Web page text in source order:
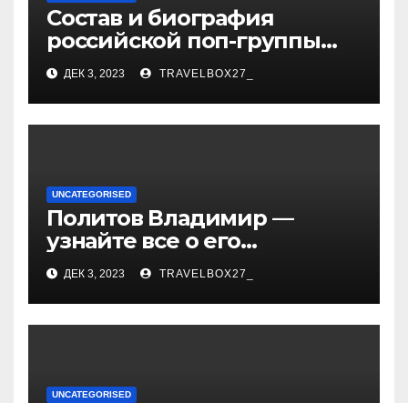
Состав и биография
российской поп-группы
«Иванушки интернешнл»
— история успеха, музыка
и судьбы участников
ДЕК 3, 2023 TRAVELBOX27_
UNCATEGORISED
Политов Владимир —
узнайте все о его
биографии, возрасте и
впечатляющих
достижениях!
ДЕК 3, 2023 TRAVELBOX27_
UNCATEGORISED